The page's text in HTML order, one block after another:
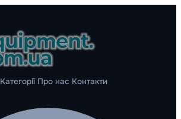
Категорії Про нас Контакти